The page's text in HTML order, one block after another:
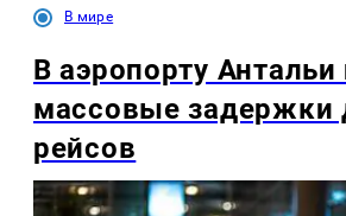
В мире
В аэропорту Антальи
массовые задержки
рейсов